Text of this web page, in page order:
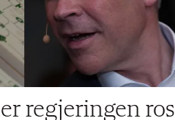
regjeringen ros